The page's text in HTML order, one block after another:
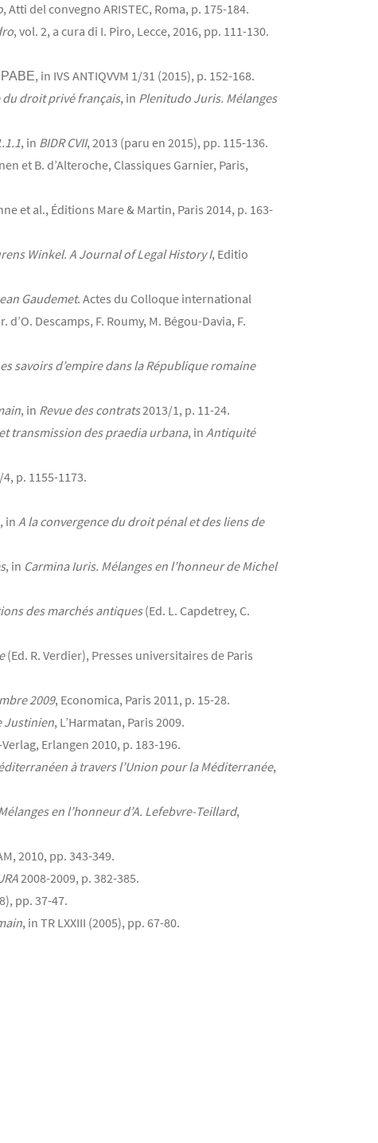
, Atti del convegno ARISTEC, Roma, p. 175-184.
, vol. 2, a cura di I. Piro, Lecce, 2016, pp. 111-130.
IVS ANTIQVVM 1/31 (2015), p. 152-168.
droit privé français, in Plenitudo Juris. Mélanges
, in BIDR CVII, 2013 (paru en 2015), pp. 115-136.
et B. d’Alteroche, Classiques Garnier, Paris,
et al., Éditions Mare & Martin, Paris 2014, p. 163-
Winkel. A Journal of Legal History I, Editio
Gaudemet. Actes du Colloque international
Descamps, F. Roumy, M. Bégou-Davia, F.
savoirs d’empire dans la République romaine
, in Revue des contrats2013/1, p. 11-24.
transmission des praedia urbana, in Antiquité
p. 1155-1173.
inA la convergence du droit pénal et des liens de
, in Carmina Iuris. Mélanges en l’honneur de Michel
des marchés antiques(Ed. L. Capdetrey, C.
(Ed. R. Verdier), Presses universitaires de Paris
2009, Economica, Paris 2011, p. 15-28.
Justinien, L’Harmatan, Paris 2009.
Erlangen 2010, p. 183-196.
à travers l’Union pour la Méditerranée,
en l’honneur d’A. Lefebvre-Teillard,
2010, pp. 343-349.
2008-2009, p. 382-385.
pp. 37-47.
, in TR LXXIII (2005), pp. 67-80.